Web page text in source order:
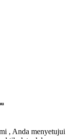
, Anda menyetujui